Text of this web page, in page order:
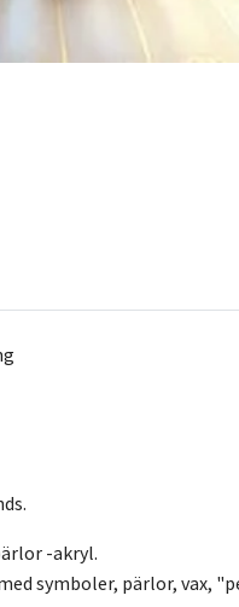
-akryl.
symboler, pärlor, vax,